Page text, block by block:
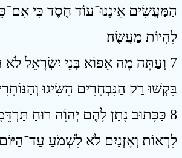
הַמַּעֲשִׂים אֵינֶנוּ־עוֹד חֶסֶד כִּי
לִהְיוֹת מַעֲשֶׂה׃
7 וְעַתָּה מָה אֵפוֹא בְּנֵי יִשְׂרָאֵל
בִּקְשׁוּ רַק הַנִּבְחָרִים הִשִּׂיגוּ
8 כַּכָּתוּב נָתַן לָהֶם יְהוָֹה רוּחַ
לִרְאוֹת וְאָזְנַיִם לֹא לִשְׁמֹעַ עַד־הַיּוֹם